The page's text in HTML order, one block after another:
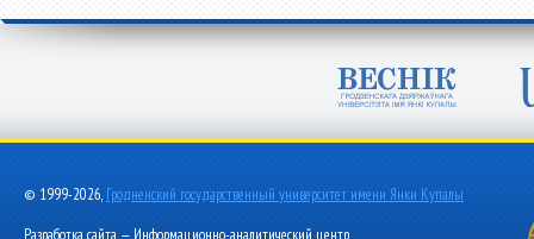
© 1999-2026, Гродненский государственный университет имени Янки Купалы
Разработка сайта — Информационно-аналитический центр